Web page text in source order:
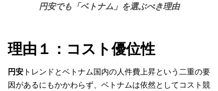
円安でも「ベトナム」を選ぶべき理由
理由１：コスト優位性
円安 トレンドとベトナム国内の人件費上昇という二重の要
因があるにもかかわらず、ベトナムは依然としてコスト競